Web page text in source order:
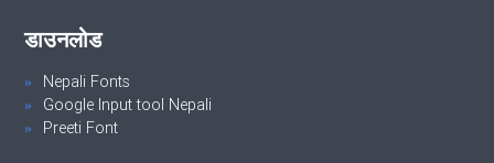
डाउनलोड
Nepali Fonts
Google Input tool Nepali
Preeti Font